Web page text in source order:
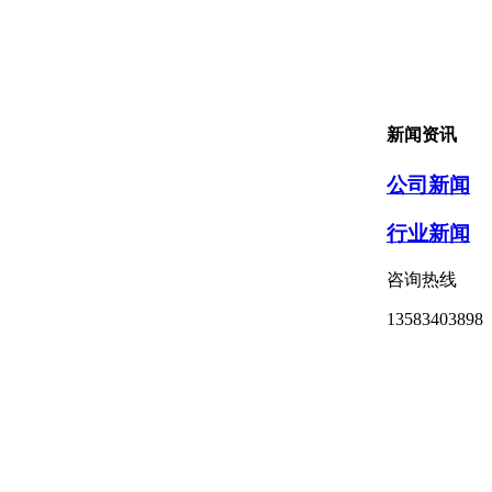
新闻资讯
公司新闻
行业新闻
咨询热线
13583403898